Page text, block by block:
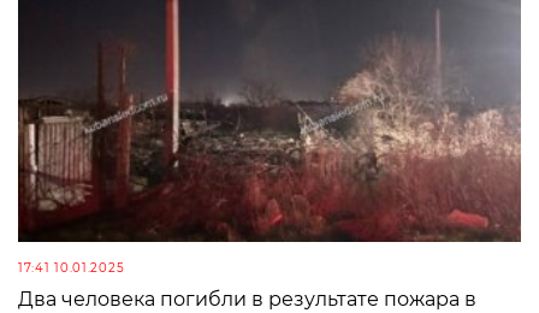
17:41 10.01.2025
Два человека погибли в результате пожара в